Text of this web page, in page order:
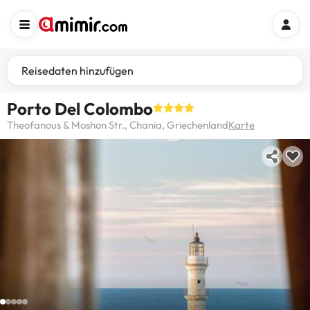
Reisedaten hinzufügen
Porto Del Colombo
Theofanous & Moshon Str., Chania, GriechenlandKarte